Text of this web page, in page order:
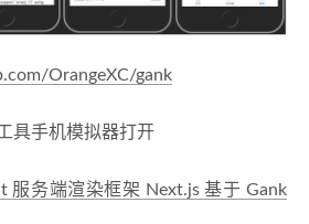
OrangeXC/gank
具手机模拟器打开
服务端渲染框架 Next.js 基于 Gank